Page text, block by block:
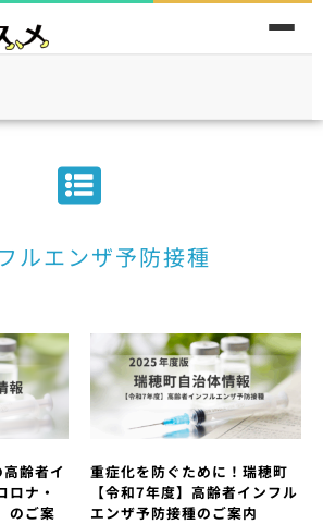
ルエンザ予防接種
齢者イ
ロナ・
のご案
重症化を防ぐために！瑞穂町
【令和7年度】高齢者インフル
エンザ予防接種のご案内